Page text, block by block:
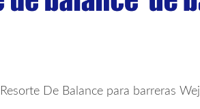
De Balance para barreras